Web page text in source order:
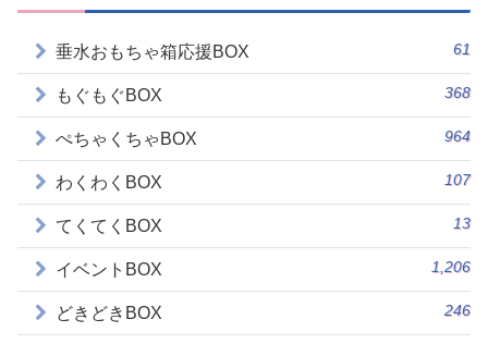
垂水おもちゃ箱応援BOX 61
もぐもぐBOX 368
ぺちゃくちゃBOX 964
わくわくBOX 107
てくてくBOX 13
イベントBOX 1,206
どきどきBOX 246